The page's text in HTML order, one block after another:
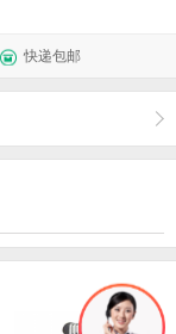
快递包邮